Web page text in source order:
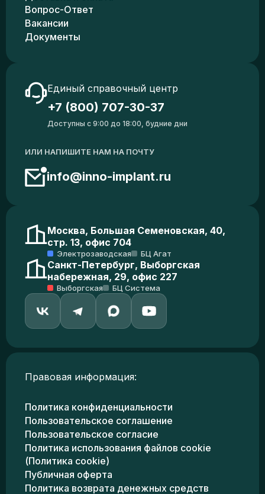
Вопрос-Ответ
Вакансии
Документы
Единый справочный центр
+7 (800) 707-30-37
Доступны с 9:00 до 18:00, будние дни
ИЛИ НАПИШИТЕ НАМ НА ПОЧТУ
info@inno-implant.ru
Москва, Большая Семеновская, 40,
стр. 13, офис 704
Электрозаводская БЦ Агат
Санкт-Петербург, Выборгская
набережная, 29, офис 227
Выборгская БЦ Система
Правовая информация:
Политика конфиденциальности
Пользовательское соглашение
Пользовательское согласие
Политика использования файлов cookie
(Политика cookie)
Публичная оферта
Политика возврата денежных средств